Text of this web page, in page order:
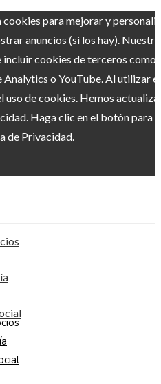
para mejorar y
anuncios (si los hay). Nuestro
cookies de terceros como
o YouTube. Al utilizar el
uso de cookies. Hemos
Haga clic en el botón para
de Privacidad.